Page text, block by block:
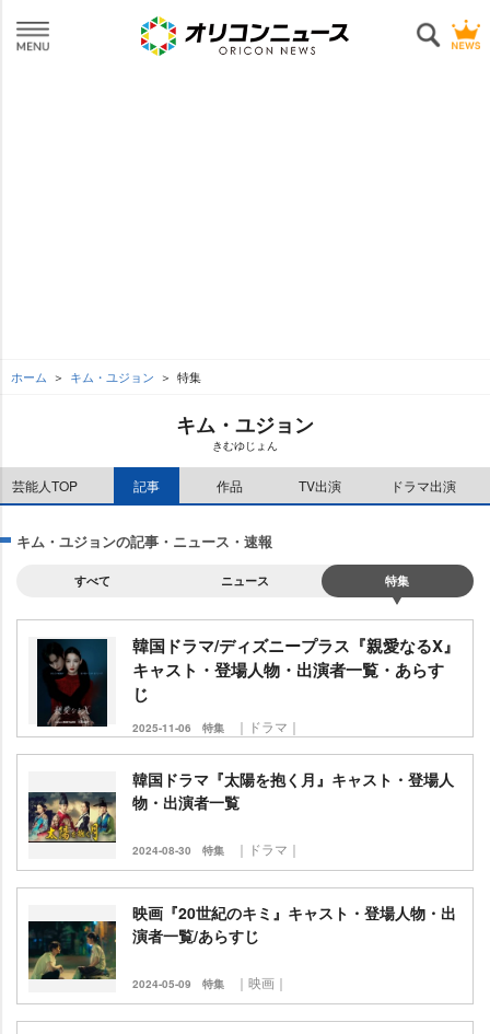
ホーム キム・ユジョン 特集
キム・ユジョン
きむゆじょん
芸能人TOP 記事 作品 TV出演 ドラマ出演
キム・ユジョンの記事・ニュース・速報
すべて ニュース 特集
韓国ドラマ/ディズニープラス『親愛なるX』
キャスト・登場人物・出演者一覧・あらす
じ
2025-11-06 特集 ｜ドラマ｜
韓国ドラマ『太陽を抱く月』キャスト・登場人
物・出演者一覧
2024-08-30 特集 ｜ドラマ｜
映画『20世紀のキミ』キャスト・登場人物・出
演者一覧/あらすじ
2024-05-09 特集 ｜映画｜